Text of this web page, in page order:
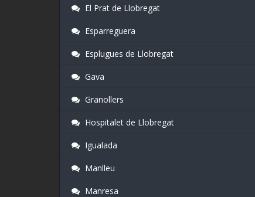
El Prat de Llobregat
Esparreguera
Esplugues de Llobregat
Gava
Granollers
Hospitalet de Llobregat
Igualada
Manlleu
Manresa